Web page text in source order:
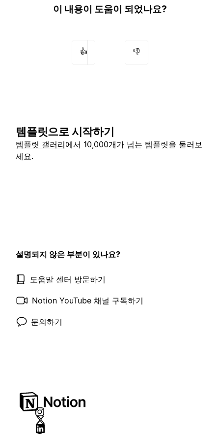
이 내용이 도움이 되었나요?
👍 👎
템플릿으로 시작하기
템플릿 갤러리에서 10,000개가 넘는 템플릿을 둘러보
세요.
설명되지 않은 부분이 있나요?
도움말 센터 방문하기
Notion YouTube 채널 구독하기
문의하기